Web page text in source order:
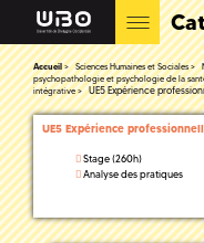
Accueil Sciences Humaines et Sociales
psychopathologie et psychologie de la
intégrative
UE5 Expérience
UE5 Expérience
Stage (260h)
Analyse des pratiques